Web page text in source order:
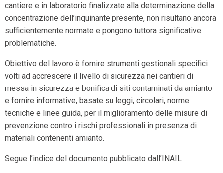
cantiere e in laboratorio finalizzate alla determinazione della
concentrazione dell’inquinante presente, non risultano ancora
sufficientemente normate e pongono tuttora significative
problematiche.
Obiettivo del lavoro è fornire strumenti gestionali specifici
volti ad accrescere il livello di sicurezza nei cantieri di
messa in sicurezza e bonifica di siti contaminati da amianto
e fornire informative, basate su leggi, circolari, norme
tecniche e linee guida, per il miglioramento delle misure di
prevenzione contro i rischi professionali in presenza di
materiali contenenti amianto.
Segue l’indice del documento pubblicato dall’INAIL